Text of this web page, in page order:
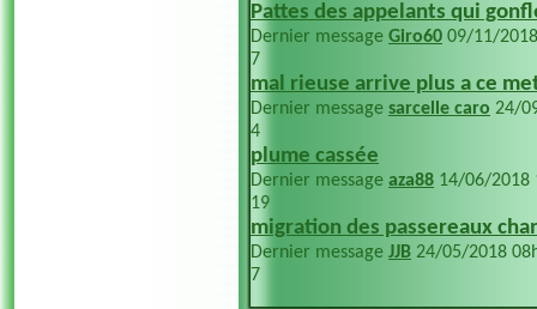
Pattes des appelants qui
Dernier message Giro60 09/11/
7
mal rieuse arrive plus a ce
Dernier message sarcelle caro 24/
4
plume cassée
Dernier message aza88 14/06/2018
19
migration des passereaux
Dernier message JJB 24/05/2018
7